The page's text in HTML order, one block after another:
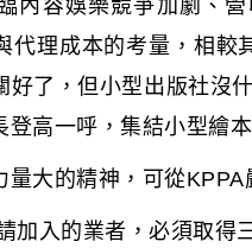
內容娛樂競爭加劇、
代理成本的考量，相
好了，但小型出版社沒
高一呼，集結小型繪
大的精神，可從KPPA
入的業者，必須取得